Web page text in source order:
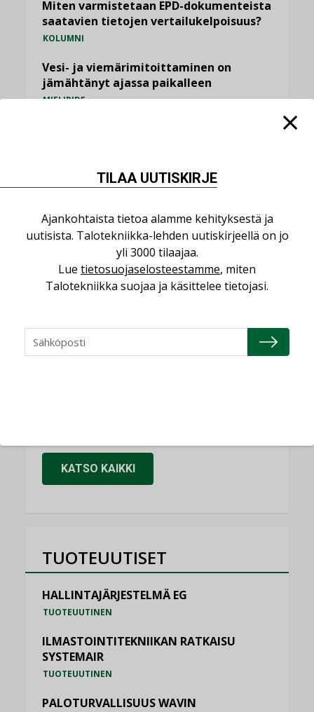
Miten varmistetaan EPD-dokumenteista
saatavien tietojen vertailukelpoisuus?
KOLUMNI
Vesi- ja viemärimitoittaminen on
jämähtänyt ajassa paikalleen
MIELIPIDE
NIMITYKSET
Consti
NIMITYKSET
KATSO KAIKKI
TUOTEUUTISET
HALLINTAJÄRJESTELMÄ EG
TUOTEUUTINEN
ILMASTOINTITEKNIIKAN RATKAISU
SYSTEMAIR
TUOTEUUTINEN
PALOTURVALLISUUS WAVIN
TILAA UUTISKIRJE
Ajankohtaista tietoa alamme kehityksestä ja
uutisista. Talotekniikka-lehden uutiskirjeellä on jo
yli 3000 tilaajaa.
Lue tietosuojaselosteestamme, miten
Talotekniikka suojaa ja käsittelee tietojasi.